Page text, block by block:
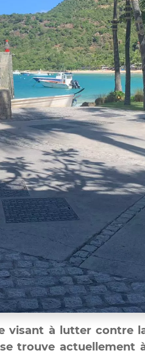
visant à lutter contre
se trouve actuellement